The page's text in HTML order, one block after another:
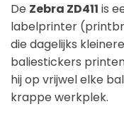
De Zebra ZD411 is
labelprinter
die dagelijks
baliestickers
hij op vrijwel elke
krappe werkplek.